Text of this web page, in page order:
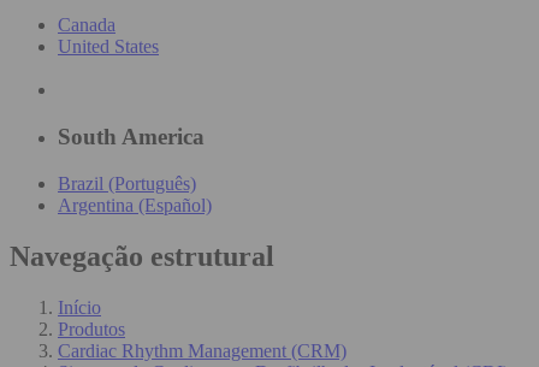
Canada
United States
South America
Brazil (Português)
Argentina (Español)
Navegação estrutural
Início
Produtos
Cardiac Rhythm Management (CRM)